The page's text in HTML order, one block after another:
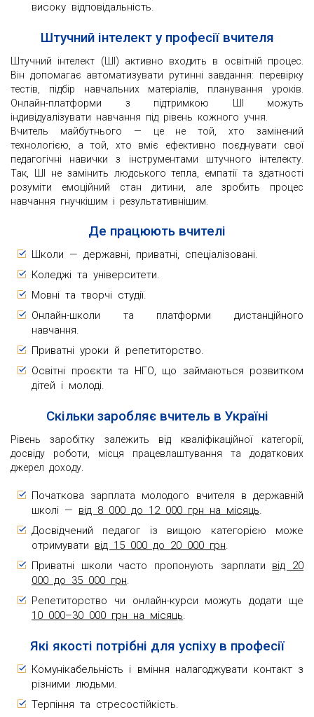
високу відповідальність.
Штучний інтелект у професії вчителя
Штучний інтелект (ШІ) активно входить в освітній процес.
Він допомагає автоматизувати рутинні завдання: перевірку
тестів, підбір навчальних матеріалів, планування уроків.
Онлайн-платформи з підтримкою ШІ можуть
індивідуалізувати навчання під рівень кожного учня.
Вчитель майбутнього — це не той, хто замінений
технологією, а той, хто вміє ефективно поєднувати свої
педагогічні навички з інструментами штучного інтелекту.
Так, ШІ не замінить людського тепла, емпатії та здатності
розуміти емоційний стан дитини, але зробить процес
навчання гнучкішим і результативнішим.
Де працюють вчителі
Школи — державні, приватні, спеціалізовані.
Коледжі та університети.
Мовні та творчі студії.
Онлайн-школи та платформи дистанційного
навчання.
Приватні уроки й репетиторство.
Освітні проєкти та НГО, що займаються розвитком
дітей і молоді.
Скільки заробляє вчитель в Україні
Рівень заробітку залежить від кваліфікаційної категорії,
досвіду роботи, місця працевлаштування та додаткових
джерел доходу.
Початкова зарплата молодого вчителя в державній
школі — від 8 000 до 12 000 грн на місяць.
Досвідчений педагог із вищою категорією може
отримувати від 15 000 до 20 000 грн.
Приватні школи часто пропонують зарплати від 20
000 до 35 000 грн.
Репетиторство чи онлайн-курси можуть додати ще
10 000–30 000 грн на місяць.
Які якості потрібні для успіху в професії
Комунікабельність і вміння налагоджувати контакт з
різними людьми.
Терпіння та стресостійкість.